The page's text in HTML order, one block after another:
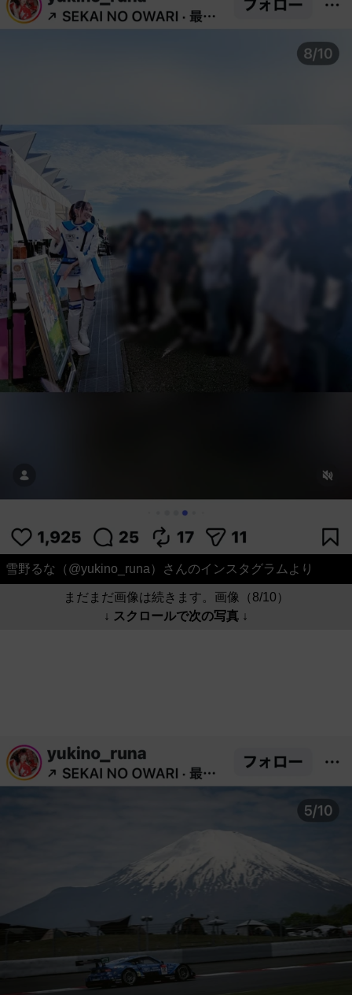
雪野るな（@yukino_runa）さんのインスタグラムより
まだまだ画像は続きます。画像（8/10）
↓ スクロールで次の写真 ↓